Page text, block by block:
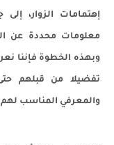
إهتمامات الزوار،
معلومات محددة عن
وبهذه الخطوة فإننا
تفضيلا من قبلهم
والمعرفي المناسب